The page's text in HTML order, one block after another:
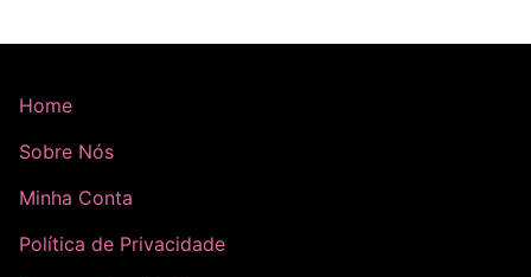
Home
Sobre Nós
Minha Conta
Política de Privacidade